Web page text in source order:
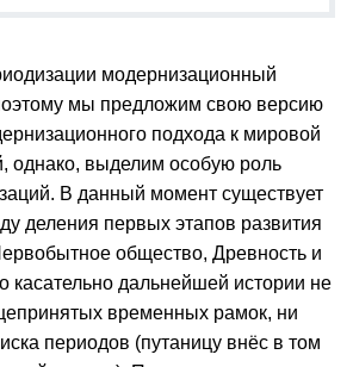
модернизационный
мы предложим свою версию
подхода к мировой
однако, выделим особую роль
В данный момент существует
деления первых этапов развития
общество, Древность и
касательно дальнейшей истории не
временных рамок, ни
периодов (путаницу внёс в том